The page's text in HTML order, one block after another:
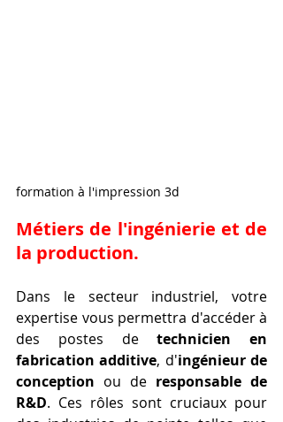
formation à l'impression 3d
Métiers de l'ingénierie et de
la production.
Dans le secteur industriel, votre
expertise vous permettra d'accéder à
des postes de technicien en
fabrication additive, d'ingénieur de
conception ou de responsable de
R&D. Ces rôles sont cruciaux pour